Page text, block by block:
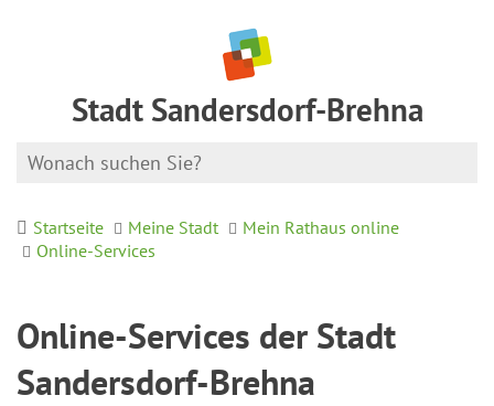
Stadt Sandersdorf-Brehna
Startseite Meine Stadt
Mein Rathaus online
Online-Services
Online-Services der Stadt
Sandersdorf-Brehna